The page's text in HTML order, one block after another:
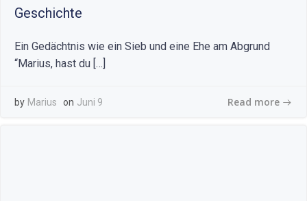
Geschichte
Ein Gedächtnis wie ein Sieb und eine Ehe am Abgrund
“Marius, hast du […]
by Marius on Juni 9 Read more